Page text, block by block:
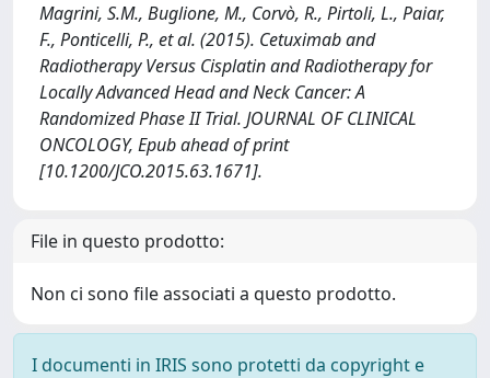
Magrini, S.M., Buglione, M., Corvò, R., Pirtoli, L., Paiar,
F., Ponticelli, P., et al. (2015). Cetuximab and
Radiotherapy Versus Cisplatin and Radiotherapy for
Locally Advanced Head and Neck Cancer: A
Randomized Phase II Trial. JOURNAL OF CLINICAL
ONCOLOGY, Epub ahead of print
[10.1200/JCO.2015.63.1671].
File in questo prodotto:
Non ci sono file associati a questo prodotto.
I documenti in IRIS sono protetti da copyright e